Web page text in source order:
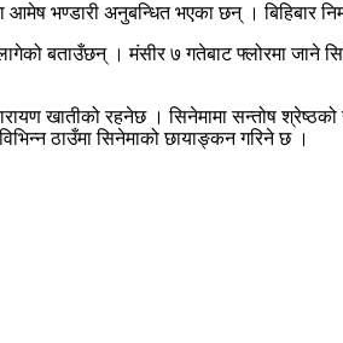
आमेष भण्डारी अनुबन्धित भएका छन् । बिहिबार
बताउँछन् । मंसीर ७ गतेबाट फ्लोरमा जाने
खातीको रहनेछ । सिनेमामा सन्तोष
ठाउँमा सिनेमाको छायाङ्कन गरिने छ ।